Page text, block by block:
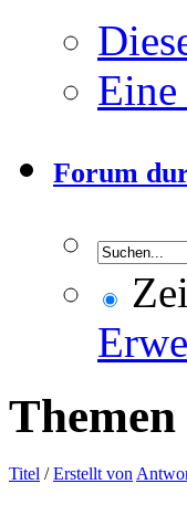
Eine
Forum
Titel /Erstellt von